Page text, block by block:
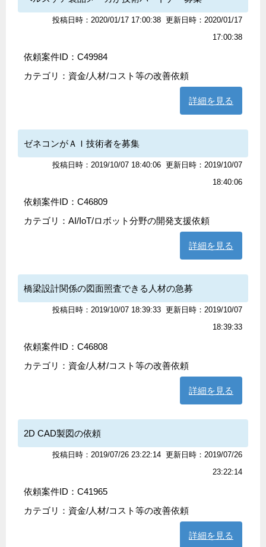
投稿日時：2020/01/17 17:00:38 更新日時：2020/01/17
17:00:38
依頼案件ID：C49984
カテゴリ： 資金/人材/コスト等の改善依頼
詳細を見る
ゼネコンがＡＩ技術者を募集
投稿日時：2019/10/07 18:40:06 更新日時：2019/10/07
18:40:06
依頼案件ID：C46809
カテゴリ： AI/IoT/ロボット分野の開発支援依頼
詳細を見る
橋梁設計関係の図面照査できる人材の急募
投稿日時：2019/10/07 18:39:33 更新日時：2019/10/07
18:39:33
依頼案件ID：C46808
カテゴリ： 資金/人材/コスト等の改善依頼
詳細を見る
2D CAD製図の依頼
投稿日時：2019/07/26 23:22:14 更新日時：2019/07/26
23:22:14
依頼案件ID：C41965
カテゴリ： 資金/人材/コスト等の改善依頼
詳細を見る